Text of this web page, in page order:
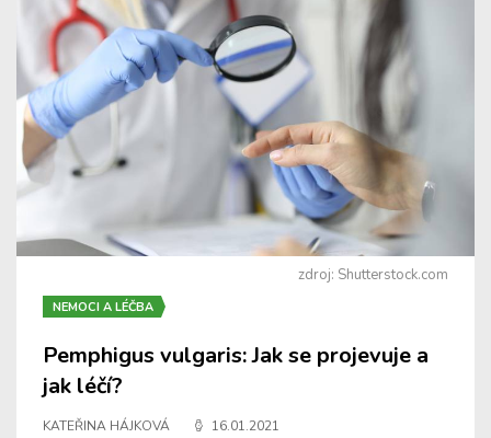
zdroj: Shutterstock.com
NEMOCI A LÉČBA
Pemphigus vulgaris: Jak se projevuje a
jak léčí?
KATEŘINA HÁJKOVÁ 16.01.2021